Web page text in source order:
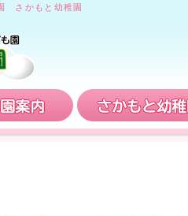
さかもと幼稚園
入園案内